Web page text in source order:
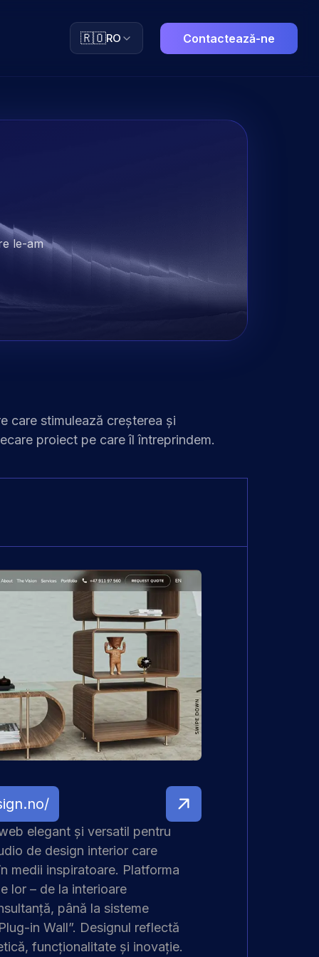
🇷🇴RO Contactează-ne
le-am
care stimulează creșterea și
proiect pe care îl întreprindem.
elegant și versatil pentru
de design interior care
medii inspiratoare. Platforma
lor – de la interioare
până la sisteme
in Wall”. Designul reflectă
funcționalitate și inovație.